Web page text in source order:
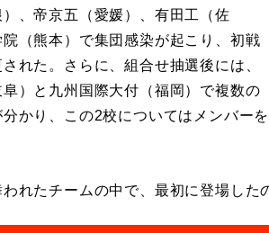
、帝京五（愛媛）、有田工（佐
（熊本）で集団感染が起こり、初戦
れた。さらに、組合せ抽選後には、
）と九州国際大付（福岡）で複数の
かり、この2校についてはメンバー
れたチームの中で、最初に登場した